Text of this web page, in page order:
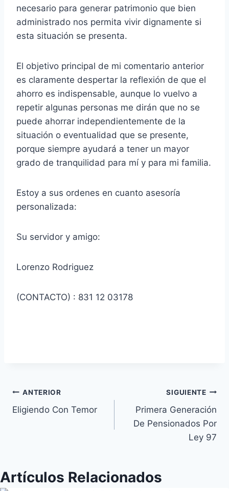
necesario para generar patrimonio que bien
administrado nos permita vivir dignamente si
esta situación se presenta.
El objetivo principal de mi comentario anterior
es claramente despertar la reflexión de que el
ahorro es indispensable, aunque lo vuelvo a
repetir algunas personas me dirán que no se
puede ahorrar independientemente de la
situación o eventualidad que se presente,
porque siempre ayudará a tener un mayor
grado de tranquilidad para mí y para mi familia.
Estoy a sus ordenes en cuanto asesoría
personalizada:
Su servidor y amigo:
Lorenzo Rodriguez
(CONTACTO) : 831 12 03178
Navegación
de
ANTERIOR
Eligiendo Con Temor
SIGUIENTE
Primera Generación
De Pensionados Por
Ley 97
Artículos Relacionados